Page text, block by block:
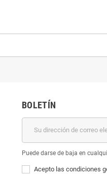
BOLETÍN
Puede darse de baja en
Acepto las condiciones